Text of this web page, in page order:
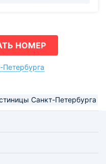
НОМЕР
Петербурга
Санкт-Петербурга